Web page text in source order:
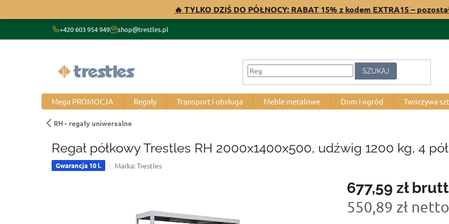
🔥 TYLKO DZIŚ DO PÓŁNOCY: RABAT 15% z kodem EXTRA15 –
+420 603 954 949 shop@trestles.pl
SZUKAJ
Mega PROMOCJA Regały Transport i obsługa Meble metalowe Dom i ogród Tworzywa
RH - regały uniwersalne
Regał półkowy Trestles RH 2000x1400x500, udźwig 1200 kg, 4
Gwarancja 10 l. Marka:Trestles
677,59 zł
550,89 zł netto